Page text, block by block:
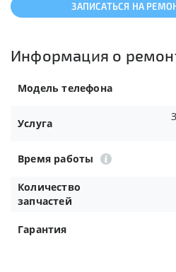
ЗАПИСАТЬСЯ НА
Информация о
Модель телефона
Услуга
Время работы
Количество
запчастей
Гарантия